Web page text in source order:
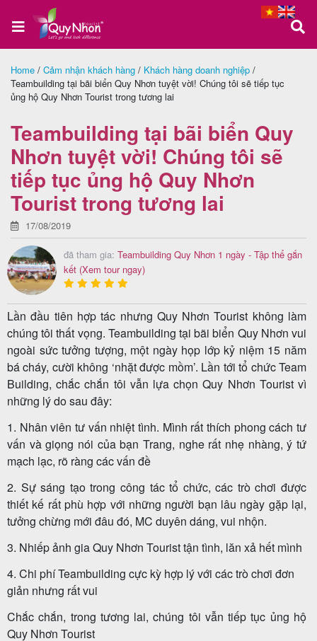
Trang
chủ
Tour
Quy
Nhơn
Tour
Phú
Yên
Tour
trong
Quy
Nhơn
Lịch
hành
Home / Cảm nhận khách hàng / Khách hàng doanh nghiệp /
Teambuilding tại bãi biển Quy Nhơn tuyệt vời! Chúng tôi sẽ tiếp tục
ủng hộ Quy Nhơn Tourist trong tương lai
Teambuilding tại bãi biển Quy
Nhơn tuyệt vời! Chúng tôi sẽ
tiếp tục ủng hộ Quy Nhơn
Tourist trong tương lai
17/08/2019
đã tham gia: Teambuilding Quy Nhơn 1 ngày - Tập thể gắn
kết (Xem tour ngay)
Lần đầu tiên hợp tác nhưng Quy Nhơn Tourist không làm
chúng tôi thất vọng. Teambuilding tại bãi biển Quy Nhơn vui
ngoài sức tưởng tượng, một ngày họp lớp kỷ niệm 15 năm
bá cháy, cười không ‘nhặt được mồm’. Lần tới tổ chức Team
Building, chắc chắn tôi vẫn lựa chọn Quy Nhơn Tourist vì
những lý do sau đây:
1. Nhân viên tư vấn nhiệt tình. Mình rất thích phong cách tư
vấn và giọng nói của bạn Trang, nghe rất nhẹ nhàng, ý tứ
mạch lạc, rõ ràng các vấn đề
2. Sự sáng tạo trong công tác tổ chức, các trò chơi được
thiết kế rất phù hợp với những người bạn lâu ngày gặp lại,
tưởng chừng mới đâu đó, MC duyên dáng, vui nhộn.
3. Nhiếp ảnh gia Quy Nhơn Tourist tận tình, lăn xả hết mình
4. Chi phí Teambuilding cực kỳ hợp lý với các trò chơi đơn
giản nhưng rất vui
Chắc chắn, trong tương lai, chúng tôi vẫn tiếp tục ủng hộ
Quy Nhơn Tourist